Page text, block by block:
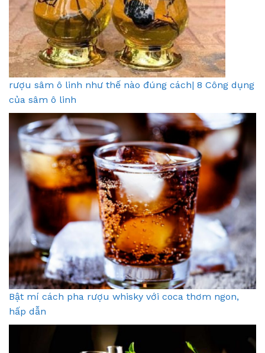
rượu sâm ô linh như thế nào đúng cách| 8 Công dụng
của sâm ô linh
Bật mí cách pha rượu whisky với coca thơm ngon,
hấp dẫn